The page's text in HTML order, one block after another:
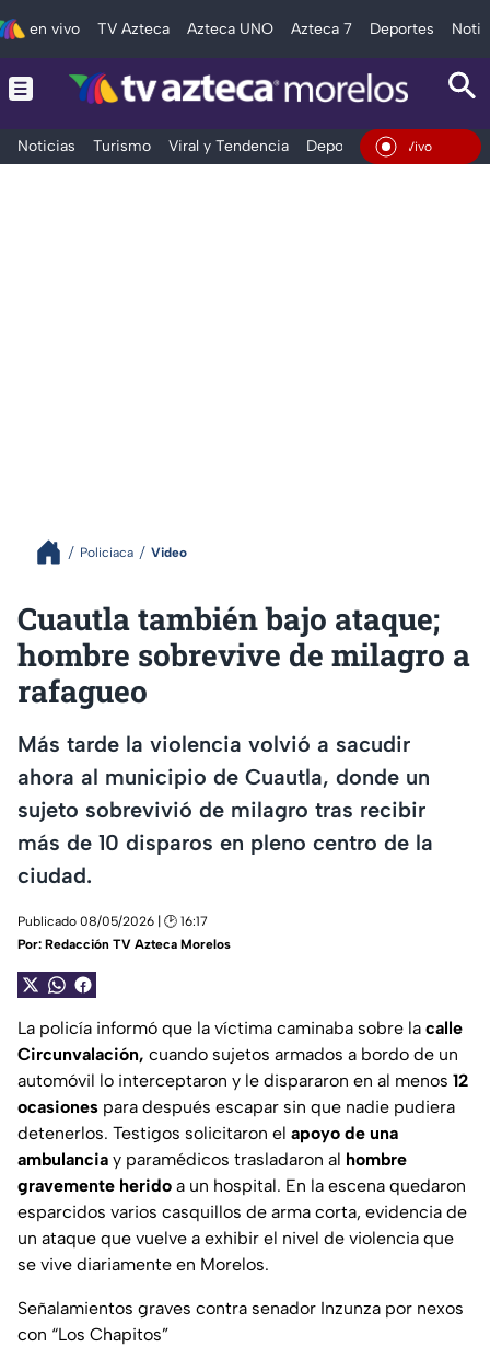
en vivo TV Azteca Azteca UNO Azteca 7 Deportes
Noticias Turismo Viral y Tendencia Deportes Espectáculos
En Vivo
Policiaca Video
Cuautla también bajo ataque;
hombre sobrevive de milagro a
rafagueo
Más tarde la violencia volvió a sacudir
ahora al municipio de Cuautla, donde un
sujeto sobrevivió de milagro tras recibir
más de 10 disparos en pleno centro de la
ciudad.
Publicado 08/05/2026 | 🕑 16:17
Por: Redacción TV Azteca Morelos
La policía informó que la víctima caminaba sobre la calle
Circunvalación, cuando sujetos armados a bordo de un
automóvil lo interceptaron y le dispararon en al menos 12
ocasiones para después escapar sin que nadie pudiera
detenerlos. Testigos solicitaron el apoyo de una
ambulancia y paramédicos trasladaron al hombre
gravemente herido a un hospital. En la escena quedaron
esparcidos varios casquillos de arma corta, evidencia de
un ataque que vuelve a exhibir el nivel de violencia que
se vive diariamente en Morelos.
Señalamientos graves contra senador Inzunza por nexos
con “Los Chapitos”